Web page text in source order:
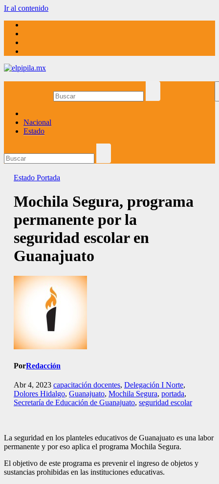
Ir al contenido
Nacional
Estado
Estado Portada
Mochila Segura, programa
permanente por la
seguridad escolar en
Guanajuato
PorRedacción
Abr 4, 2023 capacitación docentes, Delegación I Norte,
Dolores Hidalgo, Guanajuato, Mochila Segura, portada,
Secretaría de Educación de Guanajuato, seguridad escolar
La seguridad en los planteles educativos de Guanajuato es una labor
permanente y por eso aplica el programa Mochila Segura.
El objetivo de este programa es prevenir el ingreso de objetos y
sustancias prohibidas en las instituciones educativas.